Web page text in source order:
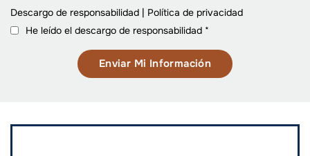
Descargo de responsabilidad | Política de privacidad
He leído el descargo de responsabilidad *